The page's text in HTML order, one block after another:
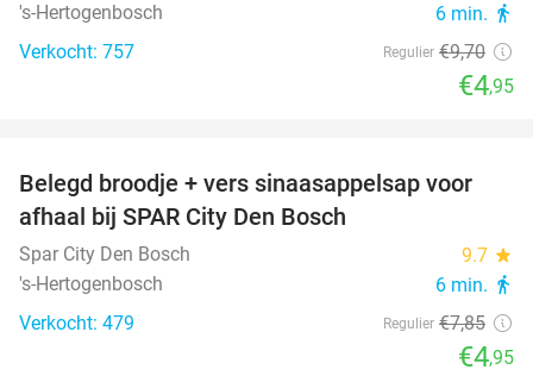
's-Hertogenbosch 6 min. directions_walk
Verkocht: 757 Regulier €9,70
€4,95
37%
Belegd broodje + vers sinaasappelsap voor
afhaal bij SPAR City Den Bosch
Spar City Den Bosch 9.7 star
's-Hertogenbosch 6 min. directions_walk
Verkocht: 479 Regulier €7,85
€4,95